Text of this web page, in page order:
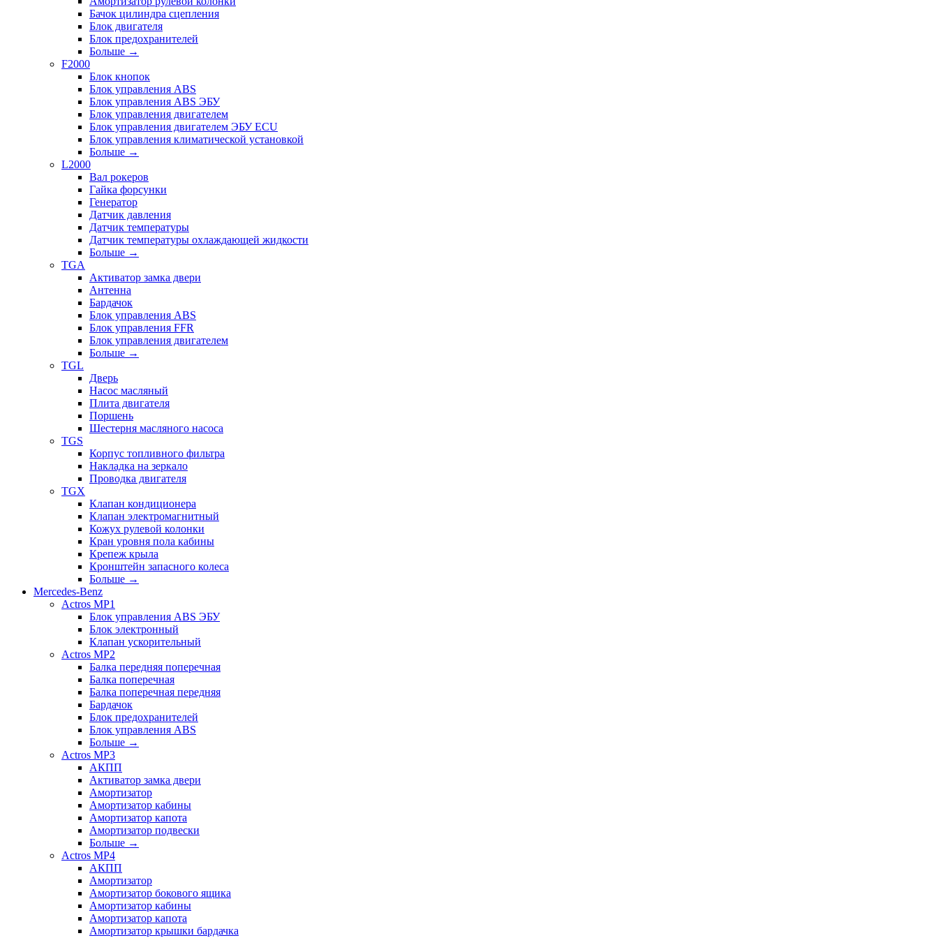
Бачок цилиндра сцепления
Блок двигателя
Блок предохранителей
Больше →
F2000
Блок кнопок
Блок управления ABS
Блок управления ABS ЭБУ
Блок управления двигателем
Блок управления двигателем ЭБУ ECU
Блок управления климатической установкой
Больше →
L2000
Вал рокеров
Гайка форсунки
Генератор
Датчик давления
Датчик температуры
Датчик температуры охлаждающей жидкости
Больше →
TGA
Активатор замка двери
Антенна
Бардачок
Блок управления ABS
Блок управления FFR
Блок управления двигателем
Больше →
TGL
Дверь
Насос масляный
Плита двигателя
Поршень
Шестерня масляного насоса
TGS
Корпус топливного фильтра
Накладка на зеркало
Проводка двигателя
TGX
Клапан кондиционера
Клапан электромагнитный
Кожух рулевой колонки
Кран уровня пола кабины
Крепеж крыла
Кронштейн запасного колеса
Больше →
Mercedes-Benz
Actros MP1
Блок управления ABS ЭБУ
Блок электронный
Клапан ускорительный
Actros MP2
Балка передняя поперечная
Балка поперечная
Балка поперечная передняя
Бардачок
Блок предохранителей
Блок управления ABS
Больше →
Actros MP3
АКПП
Активатор замка двери
Амортизатор
Амортизатор кабины
Амортизатор капота
Амортизатор подвески
Больше →
Actros MP4
АКПП
Амортизатор
Амортизатор бокового ящика
Амортизатор кабины
Амортизатор капота
Амортизатор крышки бардачка